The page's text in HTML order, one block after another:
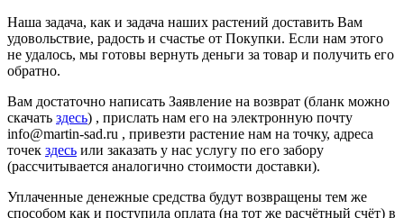
Наша задача, как и задача наших растений доставить Вам
удовольствие, радость и счастье от Покупки. Если нам этого
не удалось, мы готовы вернуть деньги за товар и получить его
обратно.
Вам достаточно написать Заявление на возврат (бланк можно
скачать здесь) , прислать нам его на электронную почту
info@martin-sad.ru , привезти растение нам на точку, адреса
точек здесь или заказать у нас услугу по его забору
(рассчитывается аналогично стоимости доставки).
Уплаченные денежные средства будут возвращены тем же
способом как и поступила оплата (на тот же расчётный счёт) в